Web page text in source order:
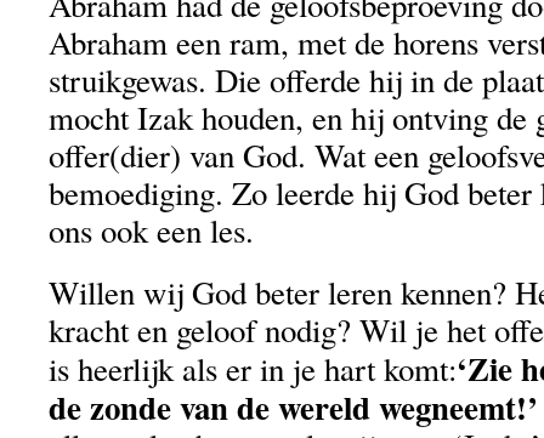
Abraham een ram, met de horens
struikgewas. Die offerde hij in de
mocht Izak houden, en hij ontving de
offer(dier) van God. Wat een
bemoediging. Zo leerde hij God beter
ons ook een les.
Willen wij God beter leren kennen?
kracht en geloof nodig? Wil je het
is heerlijk als er in je hart komt:‘Zie
de zonde van de wereld wegneemt!’